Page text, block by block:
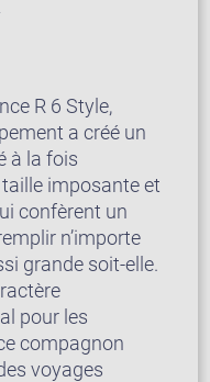
R 6 Style,
a créé un
à la fois
imposante et
confèrent un
n’importe
grande soit-elle.
pour les
compagnon
voyages